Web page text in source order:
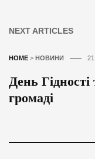
NEXT ARTICLES
HOME > НОВИНИ
День
громаді